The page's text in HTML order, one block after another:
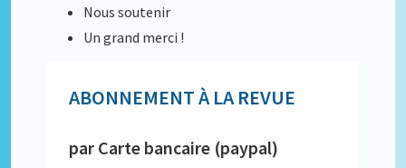
Nous soutenir
Un grand merci !
ABONNEMENT À LA REVUE
par Carte bancaire (paypal)